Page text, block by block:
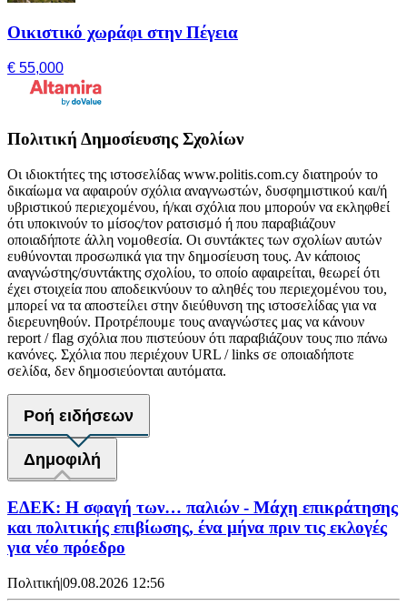
Οικιστικό χωράφι στην Πέγεια
€ 55,000
Πολιτική Δημοσίευσης Σχολίων
Οι ιδιοκτήτες της ιστοσελίδας www.politis.com.cy διατηρούν το
δικαίωμα να αφαιρούν σχόλια αναγνωστών, δυσφημιστικού και/ή
υβριστικού περιεχομένου, ή/και σχόλια που μπορούν να εκληφθεί
ότι υποκινούν το μίσος/τον ρατσισμό ή που παραβιάζουν
οποιαδήποτε άλλη νομοθεσία. Οι συντάκτες των σχολίων αυτών
ευθύνονται προσωπικά για την δημοσίευση τους. Αν κάποιος
αναγνώστης/συντάκτης σχολίου, το οποίο αφαιρείται, θεωρεί ότι
έχει στοιχεία που αποδεικνύουν το αληθές του περιεχομένου του,
μπορεί να τα αποστείλει στην διεύθυνση της ιστοσελίδας για να
διερευνηθούν. Προτρέπουμε τους αναγνώστες μας να κάνουν
report / flag σχόλια που πιστεύουν ότι παραβιάζουν τους πιο πάνω
κανόνες. Σχόλια που περιέχουν URL / links σε οποιαδήποτε
σελίδα, δεν δημοσιεύονται αυτόματα.
Ροή ειδήσεων
Δημοφιλή
ΕΔΕΚ: Η σφαγή των… παλιών - Μάχη επικράτησης
και πολιτικής επιβίωσης, ένα μήνα πριν τις εκλογές
για νέο πρόεδρο
Πολιτική|09.08.2026 12:56